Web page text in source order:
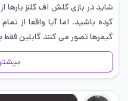
شاید در بازی کلش اف کلنز بارها
کرده باشید، اما آیا واقعا از
گیمرها تصور می کنند گابلین فقط